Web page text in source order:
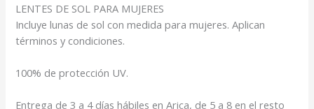
LENTES DE SOL PARA MUJERES
Incluye lunas de sol con medida para mujeres. Aplican
términos y condiciones.
100% de protección UV.
Entrega de 3 a 4 días hábiles en Arica, de 5 a 8 en el resto